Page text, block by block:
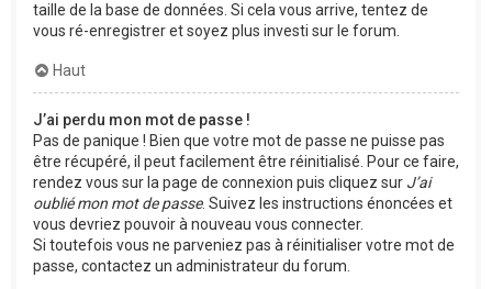
taille de la base de données. Si cela vous arrive, tentez de
vous ré-enregistrer et soyez plus investi sur le forum.
Haut
J’ai perdu mon mot de passe !
Pas de panique ! Bien que votre mot de passe ne puisse pas
être récupéré, il peut facilement être réinitialisé. Pour ce faire,
rendez vous sur la page de connexion puis cliquez sur J’ai
oublié mon mot de passe. Suivez les instructions énoncées et
vous devriez pouvoir à nouveau vous connecter.
Si toutefois vous ne parveniez pas à réinitialiser votre mot de
passe, contactez un administrateur du forum.